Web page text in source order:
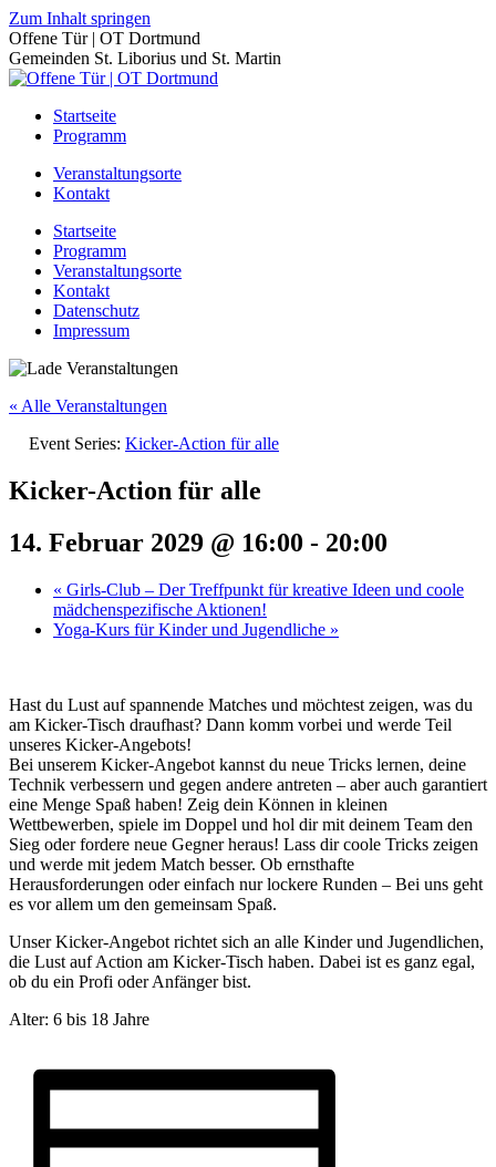
Zum Inhalt springen
Offene Tür | OT Dortmund
Gemeinden St. Liborius und St. Martin
Startseite
Programm
Veranstaltungsorte
Kontakt
Startseite
Programm
Veranstaltungsorte
Kontakt
Datenschutz
Impressum
« Alle Veranstaltungen
Event Series: Kicker-Action für alle
Kicker-Action für alle
14. Februar 2029 @ 16:00 - 20:00
« Girls-Club – Der Treffpunkt für kreative Ideen und coole
mädchenspezifische Aktionen!
Yoga-Kurs für Kinder und Jugendliche »
Hast du Lust auf spannende Matches und möchtest zeigen, was du
am Kicker-Tisch draufhast? Dann komm vorbei und werde Teil
unseres Kicker-Angebots!
Bei unserem Kicker-Angebot kannst du neue Tricks lernen, deine
Technik verbessern und gegen andere antreten – aber auch garantiert
eine Menge Spaß haben! Zeig dein Können in kleinen
Wettbewerben, spiele im Doppel und hol dir mit deinem Team den
Sieg oder fordere neue Gegner heraus! Lass dir coole Tricks zeigen
und werde mit jedem Match besser. Ob ernsthafte
Herausforderungen oder einfach nur lockere Runden – Bei uns geht
es vor allem um den gemeinsam Spaß.
Unser Kicker-Angebot richtet sich an alle Kinder und Jugendlichen,
die Lust auf Action am Kicker-Tisch haben. Dabei ist es ganz egal,
ob du ein Profi oder Anfänger bist.
Alter: 6 bis 18 Jahre